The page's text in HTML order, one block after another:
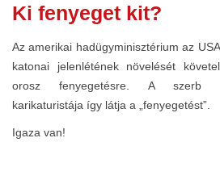
Ki fenyeget kit?
Az amerikai hadügyminisztérium az
katonai jelenlétének növelését
orosz fenyegetésre. A szerb
karikaturistája így látja a „fenyegetést”.
Igaza van!